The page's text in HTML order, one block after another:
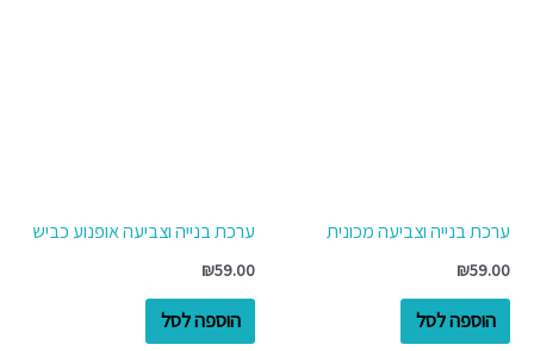
ערכת בנייה וצביעה מכונית
₪59.00
הוספה לסל
ערכת בנייה וצביעה אופנוע כביש
₪59.00
הוספה לסל